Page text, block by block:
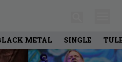
METAL SINGLE